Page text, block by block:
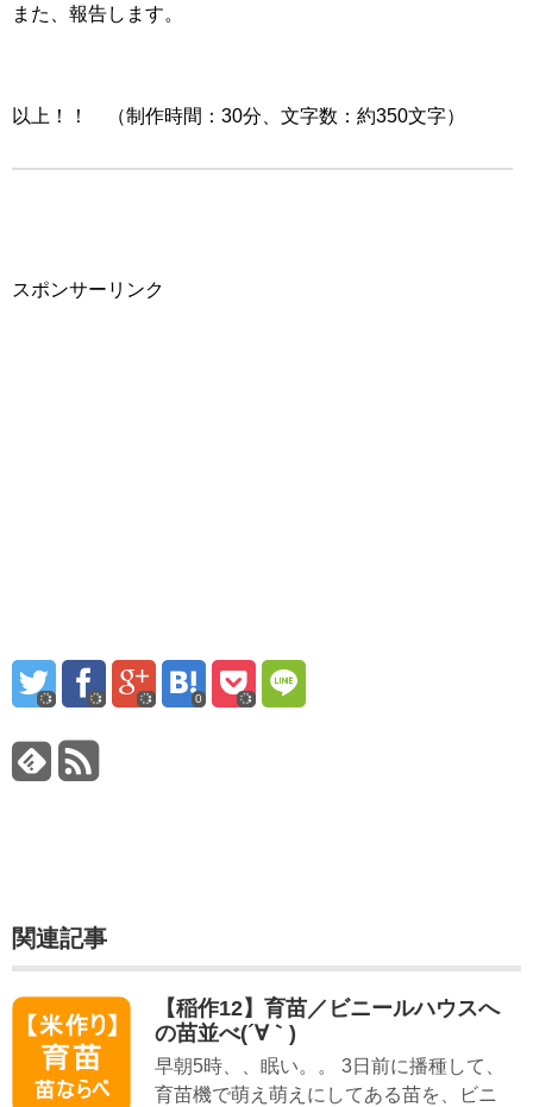
また、報告します。
以上！！ （制作時間：30分、文字数：約350文字）
スポンサーリンク
0
関連記事
【稲作12】育苗／ビニールハウスへ
の苗並べ(´∀｀)
早朝5時、、眠い。。 3日前に播種して、
育苗機で萌え萌えにしてある苗を、ビニ